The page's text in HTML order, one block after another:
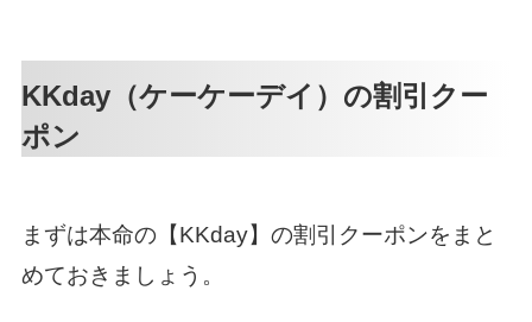
KKday（ケーケーデイ）の割引クー
ポン
まずは本命の【KKday】の割引クーポンをまと
めておきましょう。